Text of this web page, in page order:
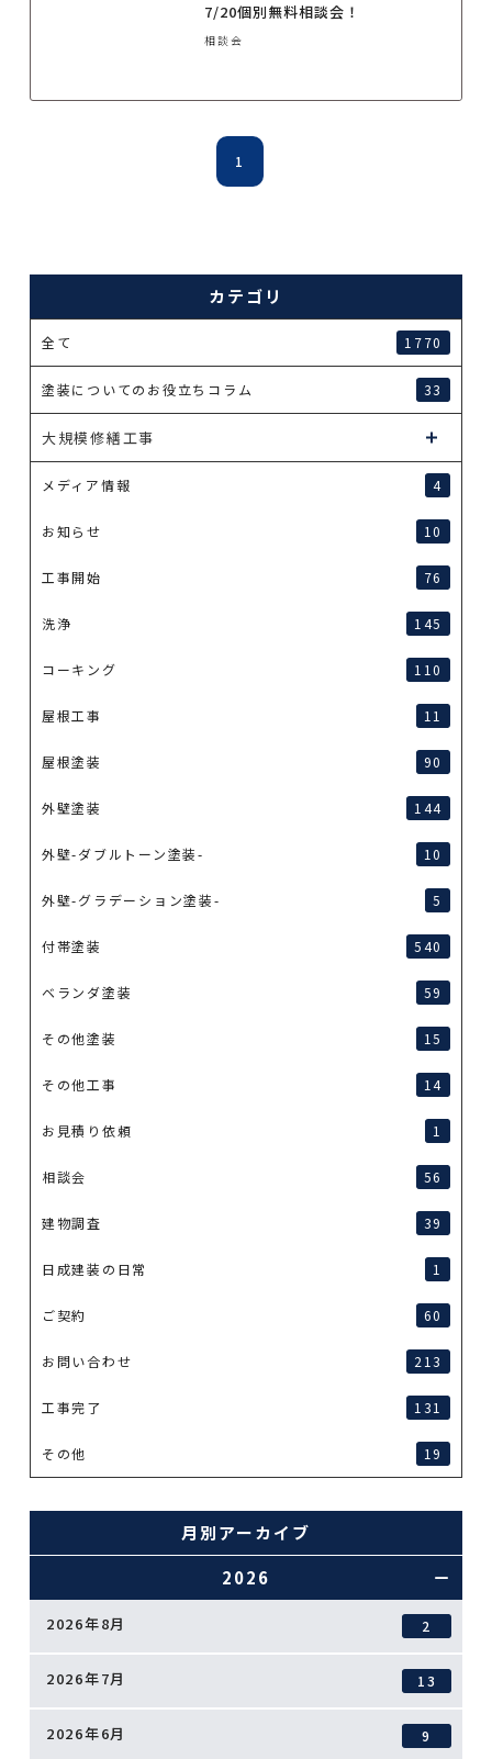
7/20個別無料相談会！
相談会
1
カテゴリ
全て 1770
塗装についてのお役立ちコラム 33
大規模修繕工事
メディア情報 4
お知らせ 10
工事開始 76
洗浄 145
コーキング 110
屋根工事 11
屋根塗装 90
外壁塗装 144
外壁-ダブルトーン塗装- 10
外壁-グラデーション塗装- 5
付帯塗装 540
ベランダ塗装 59
その他塗装 15
その他工事 14
お見積り依頼 1
相談会 56
建物調査 39
日成建装の日常 1
ご契約 60
お問い合わせ 213
工事完了 131
その他 19
月別アーカイブ
2026
2026年8月 2
2026年7月 13
2026年6月 9